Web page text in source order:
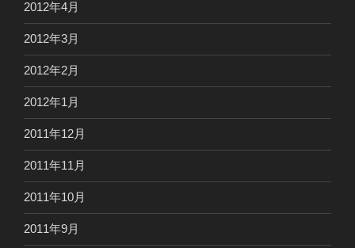
2012年4月
2012年3月
2012年2月
2012年1月
2011年12月
2011年11月
2011年10月
2011年9月